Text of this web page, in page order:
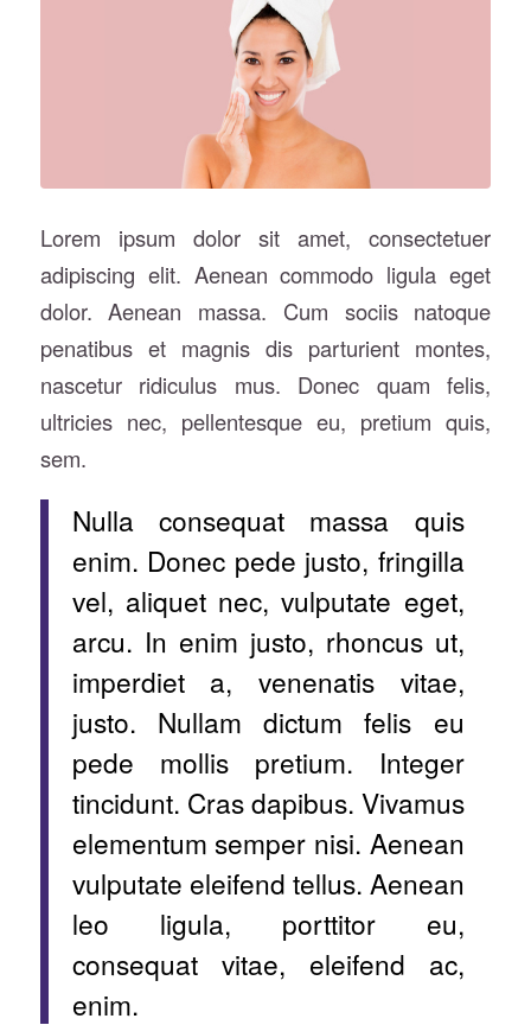
Lorem ipsum dolor sit amet, consectetuer
adipiscing elit. Aenean commodo ligula eget
dolor. Aenean massa. Cum sociis natoque
penatibus et magnis dis parturient montes,
nascetur ridiculus mus. Donec quam felis,
ultricies nec, pellentesque eu, pretium quis,
sem.
Nulla consequat massa quis
enim. Donec pede justo, fringilla
vel, aliquet nec, vulputate eget,
arcu. In enim justo, rhoncus ut,
imperdiet a, venenatis vitae,
justo. Nullam dictum felis eu
pede mollis pretium. Integer
tincidunt. Cras dapibus. Vivamus
elementum semper nisi. Aenean
vulputate eleifend tellus. Aenean
leo ligula, porttitor eu,
consequat vitae, eleifend ac,
enim.